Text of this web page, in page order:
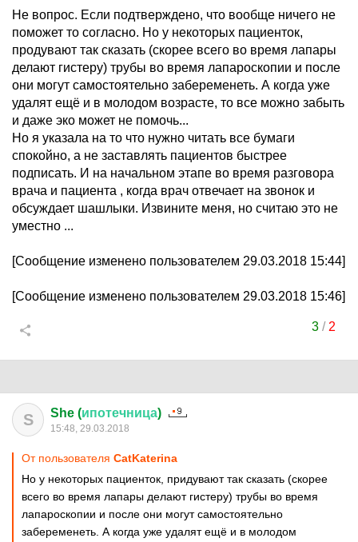
Не вопрос. Если подтверждено, что вообще ничего не
поможет то согласно. Но у некоторых пациенток,
продувают так сказать (скорее всего во время лапары
делают гистеру) трубы во время лапароскопии и после
они могут самостоятельно забеременеть. А когда уже
удалят ещё и в молодом возрасте, то все можно забыть
и даже эко может не помочь...
Но я указала на то что нужно читать все бумаги
спокойно, а не заставлять пациентов быстрее
подписать. И на начальном этапе во время разговора
врача и пациента , когда врач отвечает на звонок и
обсуждает шашлыки. Извините меня, но считаю это не
уместно ...
[Сообщение изменено пользователем 29.03.2018 15:44]
[Сообщение изменено пользователем 29.03.2018 15:46]
3/ 2
S She (ипотечница)
15:48, 29.03.2018
От пользователя CatKaterina
Но у некоторых пациенток, придувают так сказать (скорее
всего во время лапары делают гистеру) трубы во время
лапароскопии и после они могут самостоятельно
забеременеть. А когда уже удалят ещё и в молодом